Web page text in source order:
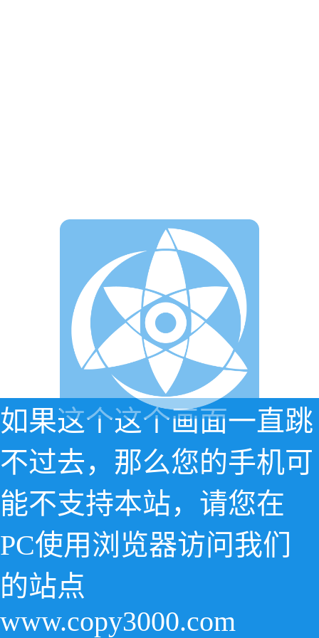
如果这个这个画面一直跳
不过去，那么您的手机可
能不支持本站，请您在
PC使用浏览器访问我们
的站点
www.copy3000.com